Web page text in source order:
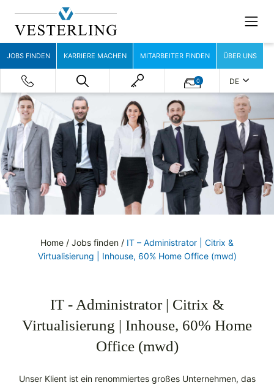
JOBS FINDEN KARRIERE MACHEN MITARBEITER FINDEN ÜBER UNS
0 DE
Home / Jobs finden / IT – Administrator | Citrix &
Virtualisierung | Inhouse, 60% Home Office (mwd)
IT - Administrator | Citrix &
Virtualisierung | Inhouse, 60% Home
Office (mwd)
Unser Klient ist ein renommiertes großes Unternehmen, das